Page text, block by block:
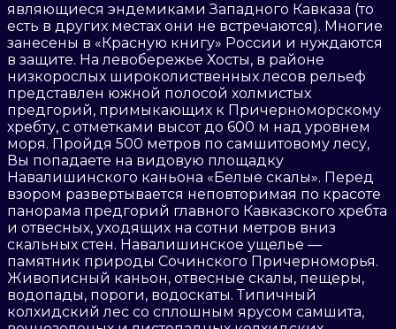
являющиеся эндемиками Западного Кавказа (то
есть в других местах они не встречаются). Многие
занесены в «Красную книгу» России и нуждаются
в защите. На левобережье Хосты, в районе
низкорослых широколиственных лесов рельеф
представлен южной полосой холмистых
предгорий, примыкающих к Причерноморскому
хребту, с отметками высот до 600 м над уровнем
моря. Пройдя 500 метров по самшитовому лесу,
Вы попадаете на видовую площадку
Навалишинского каньона «Белые скалы». Перед
взором развертывается неповторимая по красоте
панорама предгорий главного Кавказского хребта
и отвесных, уходящих на сотни метров вниз
скальных стен. Навалишинское ущелье —
памятник природы Сочинского Причерноморья.
Живописный каньон, отвесные скалы, пещеры,
водопады, пороги, водоскаты. Типичный
колхидский лес со сплошным ярусом самшита,